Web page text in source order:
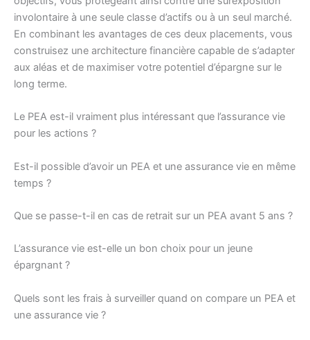
involontaire à une seule classe d’actifs ou à un seul marché.
En combinant les avantages de ces deux placements, vous
construisez une architecture financière capable de s’adapter
aux aléas et de maximiser votre potentiel d’épargne sur le
long terme.
Le PEA est-il vraiment plus intéressant que l’assurance vie
pour les actions ?
Est-il possible d’avoir un PEA et une assurance vie en même
temps ?
Que se passe-t-il en cas de retrait sur un PEA avant 5 ans ?
L’assurance vie est-elle un bon choix pour un jeune
épargnant ?
Quels sont les frais à surveiller quand on compare un PEA et
une assurance vie ?